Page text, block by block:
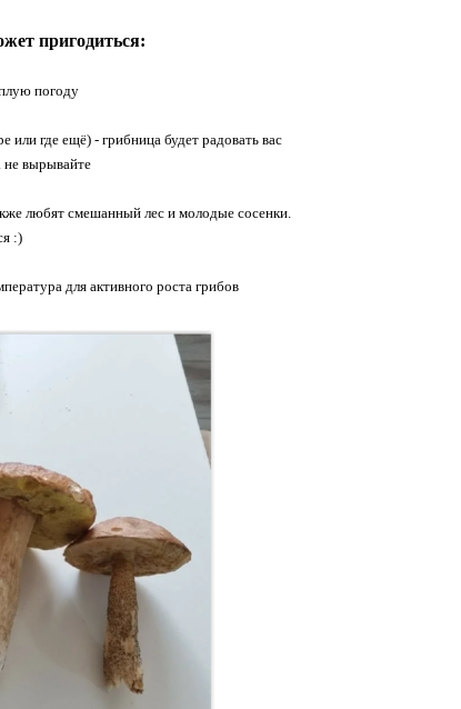
пригодиться:
погоду
или где ещё) - грибница будет радовать вас
не вырывайте
любят смешанный лес и молодые сосенки.
:)
для активного роста грибов